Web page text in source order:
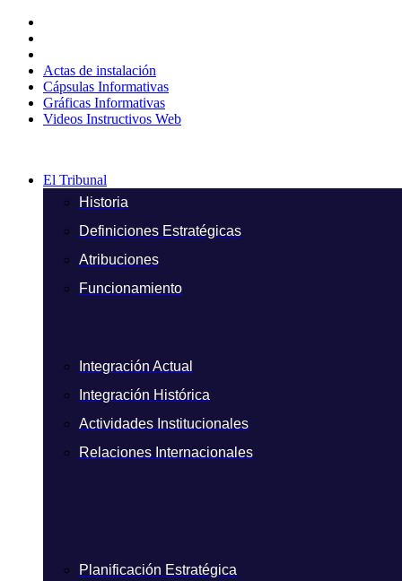
contenido
Actas de instalación
Cápsulas Informativas
Gráficas Informativas
Videos Instructivos Web
El Tribunal
Historia
Definiciones Estratégicas
Atribuciones
Funcionamiento
Integración Actual
Integración Histórica
Actividades Institucionales
Relaciones Internacionales
Planificación Estratégica